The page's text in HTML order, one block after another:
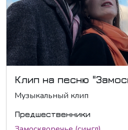
Клип на песню
Музыкальный клип
Предшественники